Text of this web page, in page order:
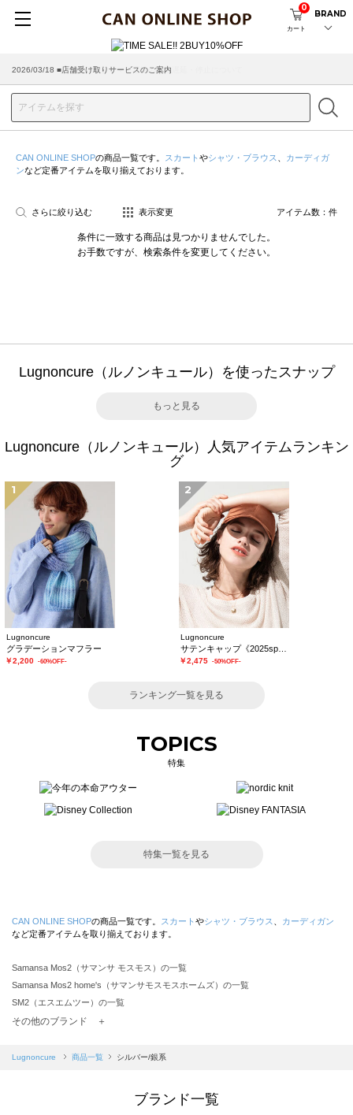
カート
0
BRAND
2026/03/18 ■店舗受け取りサービスのご案内
CAN ONLINE SHOPの商品一覧です。 スカート やシャツ・ブラウス
カーディガ
ンなど定番アイテムを取り揃えております。
さらに絞り込む 表示変更 アイテム数： 件
条件に一致する商品は見つかりませんでした。
お手数ですが、検索条件を変更してください。
Lugnoncure（ルノンキュール）を使ったスナップ
もっと見る
Lugnoncure（ルノンキュール）人気アイテムランキン
グ
1
Lugnoncure
グラデーションマフラー
￥2,200 -60%OFF-
2
Lugnoncure
￥2,475 -50%OFF-
ランキング一覧を見る
TOPICS
特集
特集一覧を見る
CAN ONLINE SHOPの商品一覧です。 スカート やシャツ・ブラウス
カーディガン
など定番アイテムを取り揃えております。
Samansa Mos2（サマンサ モスモス）の一覧
Samansa Mos2 home's（サマンサモスモスホームズ）の一覧
SM2（エスエムツー）の一覧
TSUHARU by Samansa Mos2（ツハルバイサマンサモスモス）の一覧
Samansa Mos2 blue（サマンサモスモス ブルー）の一覧
その他のブランド ＋
Lugnoncure 商品一覧 シルバー/銀系
ブランド一覧